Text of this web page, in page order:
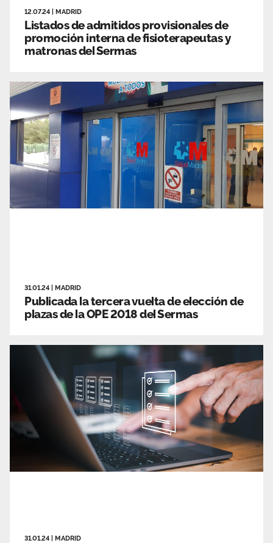
12.07.24 MADRID
Listados de admitidos provisionales de
promoción interna de fisioterapeutas y
matronas del Sermas
31.01.24 MADRID
Publicada la tercera vuelta de elección de
plazas de la OPE 2018 del Sermas
31.01.24 MADRID